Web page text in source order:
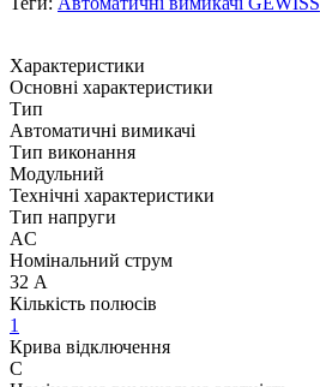
Характеристики
Основні характеристики
Тип
Автоматичні вимикачі
Тип виконання
Модульний
Технічні характеристики
Тип напруги
AC
Номінальний струм
32 А
Кількість полюсів
1
Крива відключення
C